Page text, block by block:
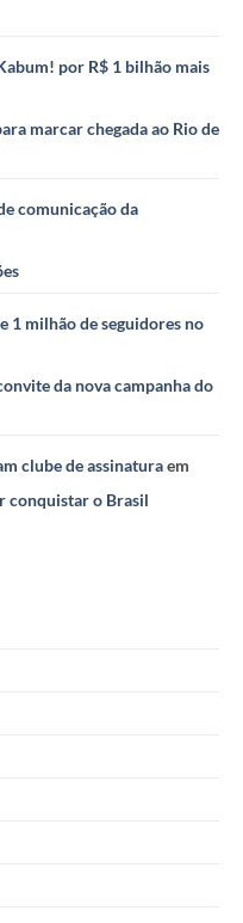
por R$ 1 bilhão mais
marcar chegada ao Rio de
comunicação da
1 milhão de seguidores no
da nova campanha do
clube de assinaturaem
conquistar o Brasil